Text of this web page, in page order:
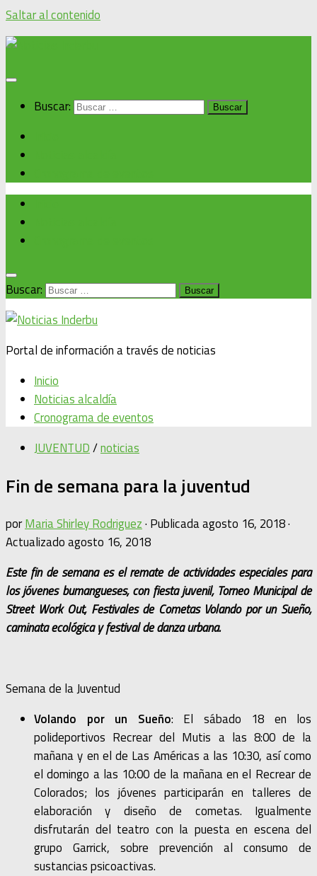
Saltar al contenido
Buscar:
Buscar:
Portal de información a través de noticias
Inicio
Noticias alcaldía
Cronograma de eventos
JUVENTUD/noticias
Fin de semana para la juventud
porMaria Shirley Rodriguez· Publicadaagosto 16, 2018·
Actualizadoagosto 16, 2018
Este fin de semana es el remate de actividades especiales para
los jóvenes bumangueses, con fiesta juvenil, Torneo Municipal de
Street Work Out, Festivales de Cometas Volando por un Sueño,
caminata ecológica y festival de danza urbana.
Semana de la Juventud
Volando por un Sueño: El sábado 18 en los
polideportivos Recrear del Mutis a las 8:00 de la
mañana y en el de Las Américas a las 10:30, así como
el domingo a las 10:00 de la mañana en el Recrear de
Colorados; los jóvenes participarán en talleres de
elaboración y diseño de cometas. Igualmente
disfrutarán del teatro con la puesta en escena del
grupo Garrick, sobre prevención al consumo de
sustancias psicoactivas.